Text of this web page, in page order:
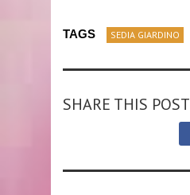
TAGS SEDIA GIARDINO
SHARE THIS POST